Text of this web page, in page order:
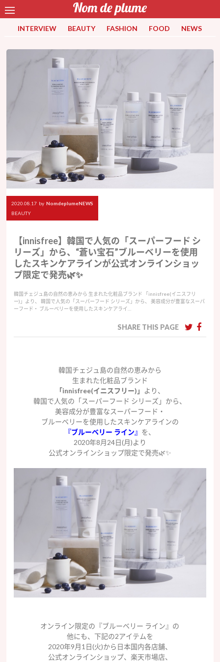
INTERVIEW BEAUTY FASHION FOOD NEWS
2020.08.17 by NomdeplumeNEWS
BEAUTY
【innisfree】韓国で人気の「スーパーフード シ
リーズ」から、“蒼い宝石”ブルーベリーを使用
したスキンケアラインが公式オンラインショッ
プ限定で発売🌿✨
韓国チェジュ島の自然の恵みから 生まれた化粧品ブランド 「innisfree(イニスフリ
ー)」より、 韓国で人気の「スーパーフード シリーズ」から、 美容成分が豊富なスーパ
ーフード・ ブルーベリーを使用したスキンケアライ…
SHARE THIS PAGE
韓国チェジュ島の自然の恵みから
生まれた化粧品ブランド
「innisfree(イニスフリー)」
より、
韓国で人気の「スーパーフード シリーズ」から、
美容成分が豊富なスーパーフード・
ブルーベリーを使用したスキンケアラインの
『ブルーベリー ライン』 を、
2020年8月24日(月)より
公式オンラインショップ限定で発売🌿✨
オンライン限定の『ブルーベリー ライン』の
他にも、下記の2アイテムを
2020年9月1日(火)から日本国内各店舗、
公式オンラインショップ、楽天市場店、